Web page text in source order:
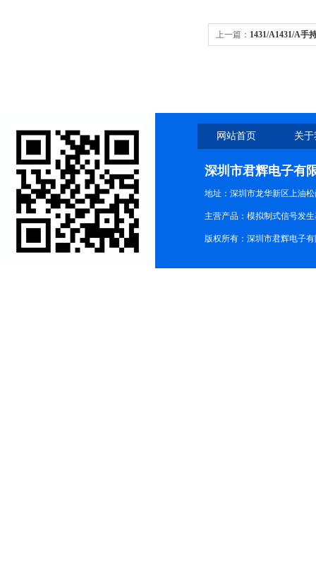
上一篇： 1431/A1431/A手
网站首页 关
深圳市君辉电子有
地址：深圳市龙华新区上油松
主营产品：模拟制式信号发
版权所有：深圳市君辉电子